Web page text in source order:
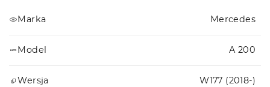
Marka Mercedes
Model A 200
Wersja W177 (2018-)